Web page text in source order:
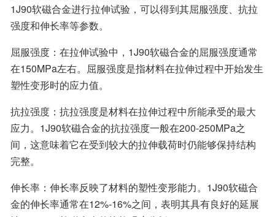
1J90软磁合金进行拉伸试验，可以得到其屈服强度、抗拉
强度和伸长率等参数。
屈服强度：在拉伸试验中，1J90软磁合金的屈服强度通常
在150MPa左右。屈服强度是指材料在拉伸过程中开始发生
塑性变形时的应力值。
抗拉强度：抗拉强度是材料在拉伸过程中所能承受的最大
应力。1J90软磁合金的抗拉强度一般在200-250MPa之
间，这意味着它在受到较大的拉伸载荷时仍能够保持结构
完整。
伸长率：伸长率反映了材料的塑性变形能力。1J90软磁合
金的伸长率通常在12%-16%之间，表明其具有良好的延展